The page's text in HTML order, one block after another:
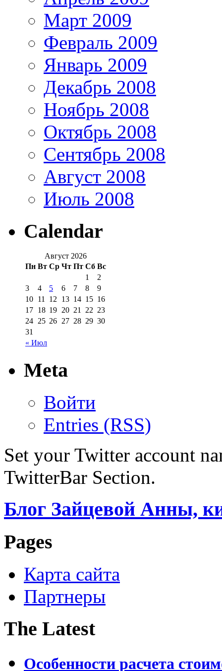
Март 2009
Февраль 2009
Январь 2009
Декабрь 2008
Ноябрь 2008
Октябрь 2008
Сентябрь 2008
Август 2008
Июль 2008
Calendar
Август 2026
Пн Вт Ср Чт Пт Сб Вс
« Июл
1
2
3
4 5 6 7 8
9
10 11 12 13 14 15 16
17 18 19 20 21 22 23
24 25 26 27 28 29 30
31
Meta
Войти
Entries (RSS)
Set your Twitter account
TwitterBar Section.
Блог Зайцевой Анны,
Pages
Карта сайта
Партнеры
The Latest
Особенности расчета